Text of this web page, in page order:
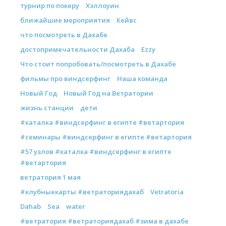
турнир по покеру
Хэллоуин
ближайшие мероприятия
Кейвс
что посмотреть в Дахабе
достопримечательности Дахаба
Ezzy
Что стоит попробовать/посмотреть в Дахабе
фильмы про виндсерфинг
Наша команда
Новый Год
Новый Год на Ветратории
жизнь станции
дети
#каталка #виндсерфинг в египте #ветартория
#семинары #виндсерфинг в египте #ветартория
#57 узлов #каталка #виндсерфинг в египте
#ветартория
ветратория 1 мая
#клубныекарты #ветраториядахаб
Vetratoria
Dahab
Sea
water
#ветратория #ветраториядахаб #зима в дахабе